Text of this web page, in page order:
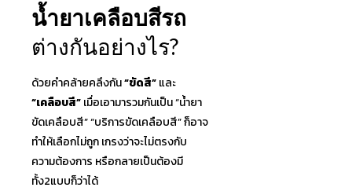
น้ำยาเคลือบสีรถ
ต่างกันอย่างไร?
ด้วยคำคล้ายคลึงกัน“ขัดสี”และ
“เคลือบสี”เมื่อเอามารวมกันเป็น “น้ำยา
ขัดเคลือบสี” “บริการขัดเคลือบสี” ก็อาจ
ทำให้เลือกไม่ถูก เกรงว่าจะไม่ตรงกับ
ความต้องการ หรือกลายเป็นต้องมี
ทั้ง2แบบก็ว่าได้